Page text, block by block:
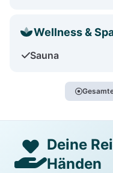
Wellness &
Sauna
Deine
Händen